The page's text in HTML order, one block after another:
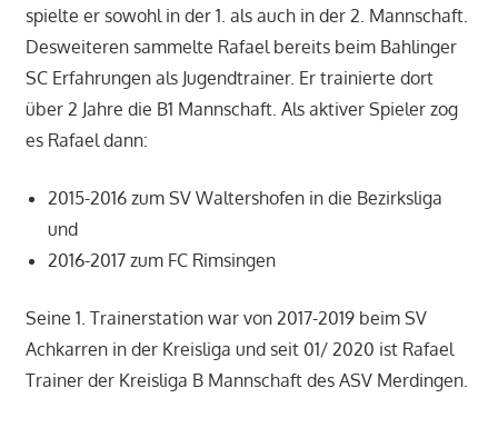
spielte er sowohl in der 1. als auch in der 2. Mannschaft.
Desweiteren sammelte Rafael bereits beim Bahlinger
SC Erfahrungen als Jugendtrainer. Er trainierte dort
über 2 Jahre die B1 Mannschaft. Als aktiver Spieler zog
es Rafael dann:
2015-2016 zum SV Waltershofen in die Bezirksliga
und
2016-2017 zum FC Rimsingen
Seine 1. Trainerstation war von 2017-2019 beim SV
Achkarren in der Kreisliga und seit 01/ 2020 ist Rafael
Trainer der Kreisliga B Mannschaft des ASV Merdingen.